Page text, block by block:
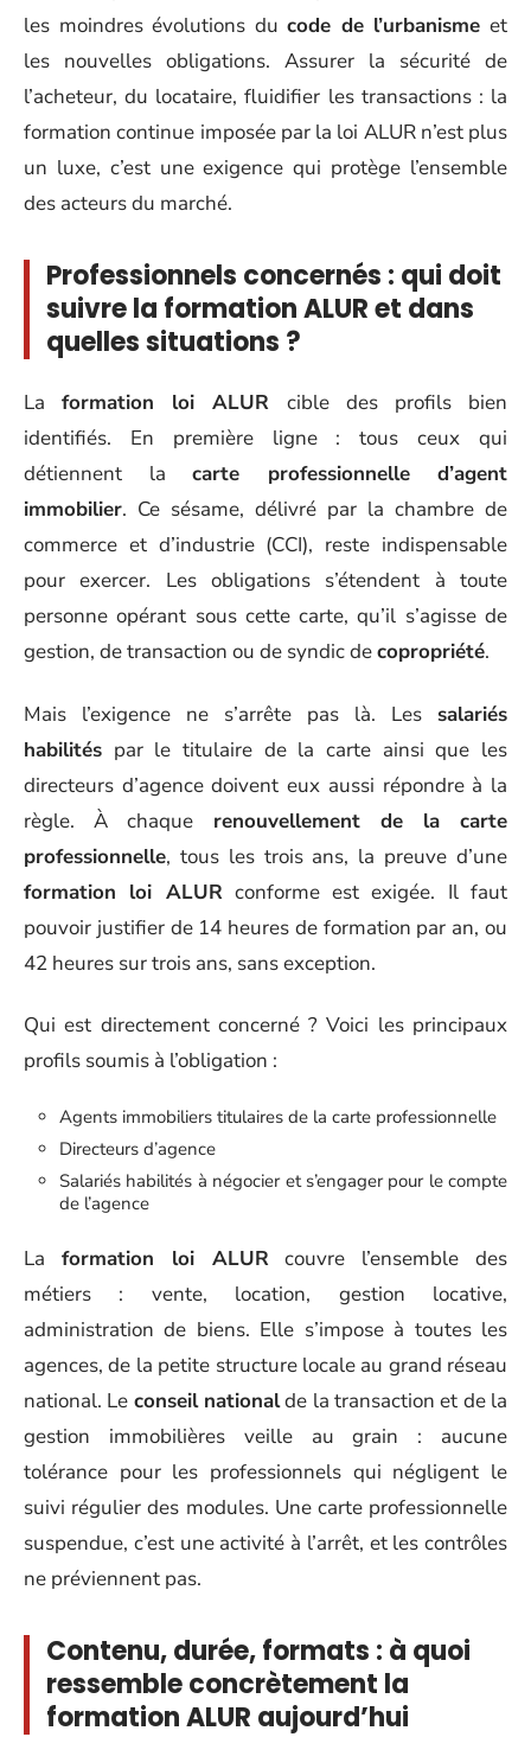
les moindres évolutions ducode de l’urbanisme et
les nouvelles obligations. Assurer la sécurité de
l’acheteur, du locataire, fluidifier les transactions : la
formation continue imposée par la loi ALUR n’est plus
un luxe, c’est une exigence qui protège l’ensemble
des acteurs du marché.
Professionnels concernés : qui doit
suivre la formation ALUR et dans
quelles situations ?
Laformation loi ALUR cible des profils bien
identifiés. En première ligne : tous ceux qui
détiennent la carte professionnelle d’agent
immobilier. Ce sésame, délivré par la chambre de
commerce et d’industrie (CCI), reste indispensable
pour exercer. Les obligations s’étendent à toute
personne opérant sous cette carte, qu’il s’agisse de
gestion, de transaction ou de syndic decopropriété.
Mais l’exigence ne s’arrête pas là. Les salariés
habilités par le titulaire de la carte ainsi que les
directeurs d’agence doivent eux aussi répondre à la
règle. À chaque renouvellement de la carte
professionnelle, tous les trois ans, la preuve d’une
formation loi ALURconforme est exigée. Il faut
pouvoir justifier de 14 heures de formation par an, ou
42 heures sur trois ans, sans exception.
Qui est directement concerné ? Voici les principaux
profils soumis à l’obligation :
Agents immobiliers titulaires de la carte professionnelle
Directeurs d’agence
Salariés habilités à négocier et s’engager pour le compte
de l’agence
La formation loi ALURcouvre l’ensemble des
métiers : vente, location, gestion locative,
administration de biens. Elle s’impose à toutes les
agences, de la petite structure locale au grand réseau
national. Le conseil nationalde la transaction et de la
gestion immobilières veille au grain : aucune
tolérance pour les professionnels qui négligent le
suivi régulier des modules. Une carte professionnelle
suspendue, c’est une activité à l’arrêt, et les contrôles
ne préviennent pas.
Contenu, durée, formats : à quoi
ressemble concrètement la
formation ALUR aujourd’hui